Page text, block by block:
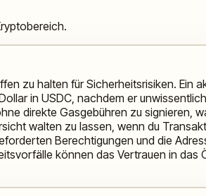
zu halten für Sicherheitsrisiken. Ein
in USDC, nachdem er
direkte Gasgebühren zu signieren,
walten zu lassen, wenn du
Berechtigungen und die
können das Vertrauen in